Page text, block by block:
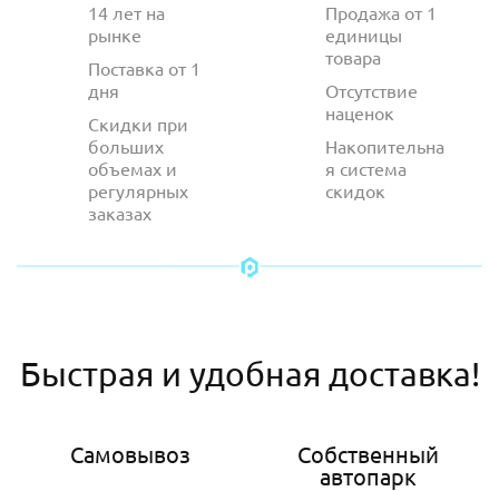
14 лет на
рынке
Поставка от 1
дня
Скидки при
больших
объемах и
регулярных
заказах
Продажа от 1
единицы
товара
Отсутствие
наценок
Накопительна
я система
скидок
Быстрая и удобная доставка!
Самовывоз
Собственный
автопарк